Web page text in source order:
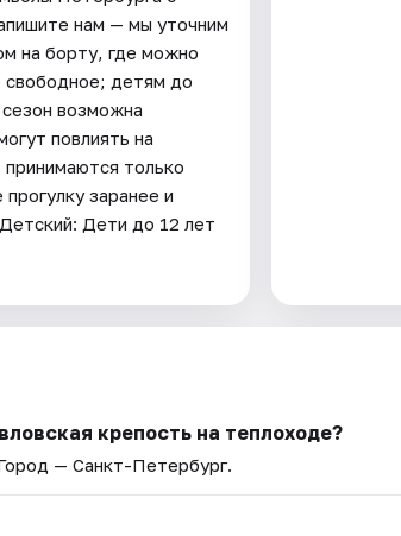
нам — мы уточним
на борту, где можно
свободное; детям до
возможна
повлиять на
только
заранее и
Дети до 12 лет
крепость на теплоходе?
— Санкт-Петербург.